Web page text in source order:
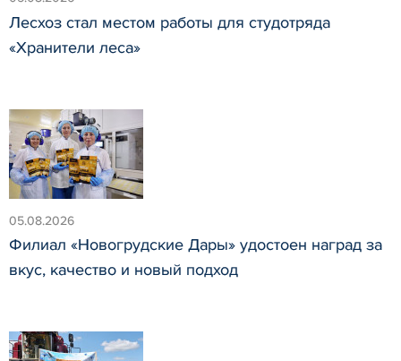
Лесхоз стал местом работы для студотряда
«Хранители леса»
05.08.2026
Филиал «Новогрудские Дары» удостоен наград за
вкус, качество и новый подход